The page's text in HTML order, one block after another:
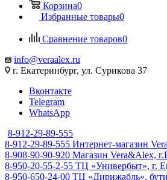
Корзина0
Избранные товары0
Сравнение товаров0
info@veraalex.ru
г. Екатеринбург, ул. Сурикова 37
Вконтакте
Telegram
WhatsApp
8-912-29-89-555
8-912-29-89-555 Интернет-магазин
8-908-90-90-920 Магазин Vera&Alex,
8-950-20-55-2-55 ТЦ «Универбыт», г.
8-950-650-24-00 ТЦ «Дирижабль»,